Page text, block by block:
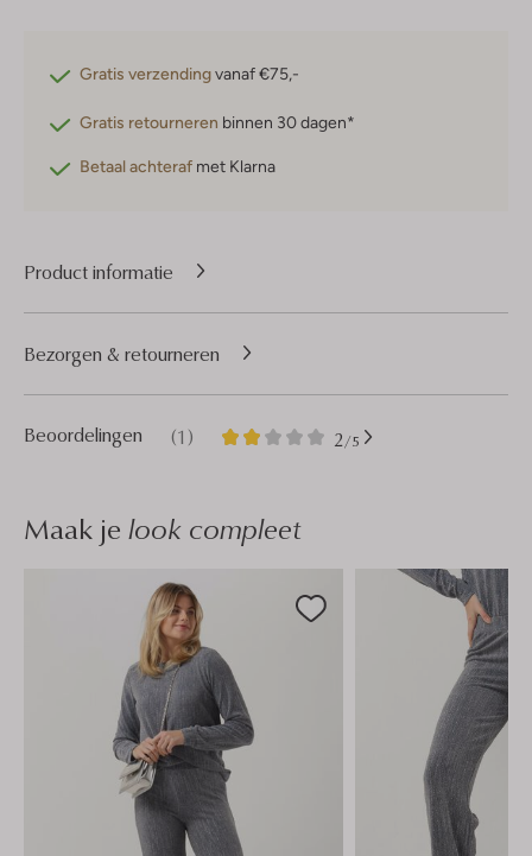
Gratis verzendingvanaf €75,-
Gratis retourneren binnen 30 dagen*
Betaal achteraf met Klarna
Product informatie
Beoordelingen (1) 2/5
1
2
Bezorgen & retourneren
Maak je look compleet